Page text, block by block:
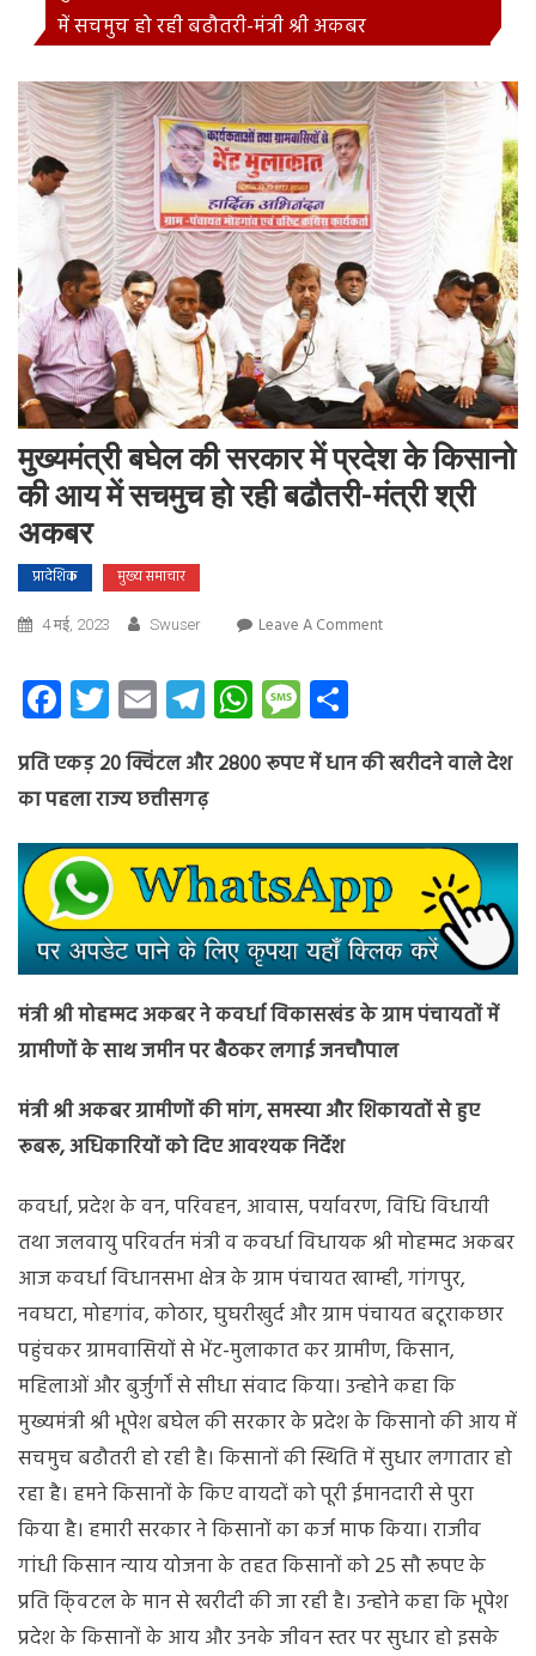
में सचमुच हो रही बढौतरी-मंत्री श्री अकबर
मुख्यमंत्री बघेल की सरकार में प्रदेश के किसानो
की आय में सचमुच हो रही बढौतरी-मंत्री श्री
अकबर
प्रादेशिक मुख्य समाचार
4 मई, 2023 Swuser Leave A CommentOn
में
किसानो
की
आय
में
सचमुच
हो
रही
मंत्री
अकबर
Facebook
Twitter
EmailTelegram
WhatsApp
Message
प्रति एकड़ 20 क्विंटल और 2800 रूपए में धान की खरीदने वाले देश
का पहला राज्य छत्तीसगढ़
मंत्री श्री मोहम्मद अकबर ने कवर्धा विकासखंड के ग्राम पंचायतों में
ग्रामीणों के साथ जमीन पर बैठकर लगाई जनचौपाल
मंत्री श्री अकबर ग्रामीणों की मांग, समस्या और शिकायतों से हुए
रूबरू, अधिकारियों को दिए आवश्यक निर्देश
कवर्धा, प्रदेश के वन, परिवहन, आवास, पर्यावरण, विधि विधायी
तथा जलवायु परिवर्तन मंत्री व कवर्धा विधायक श्री मोहम्मद अकबर
आज कवर्धा विधानसभा क्षेत्र के ग्राम पंचायत खाम्ही, गांगपुर,
नवघटा, मोहगांव, कोठार, घुघरीखुर्द और ग्राम पंचायत बटूराकछार
पहुंचकर ग्रामवासियों से भेंट-मुलाकात कर ग्रामीण, किसान,
महिलाओं और बुर्जुर्गों से सीधा संवाद किया। उन्होने कहा कि
मुख्यमंत्री श्री भूपेश बघेल की सरकार के प्रदेश के किसानो की आय में
सचमुच बढौतरी हो रही है। किसानों की स्थिति में सुधार लगातार हो
रहा है। हमने किसानों के किए वायदों को पूरी ईमानदारी से पुरा
किया है। हमारी सरकार ने किसानों का कर्ज माफ किया। राजीव
गांधी किसान न्याय योजना के तहत किसानों को 25 सौ रूपए के
प्रति कि्ंवटल के मान से खरीदी की जा रही है। उन्होने कहा कि भूपेश
प्रदेश के किसानों के आय और उनके जीवन स्तर पर सुधार हो इसके